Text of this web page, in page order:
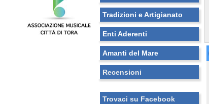
Tradizioni e Artigianato
Enti Aderenti
Amanti del Mare
Recensioni
Trovaci su Facebook